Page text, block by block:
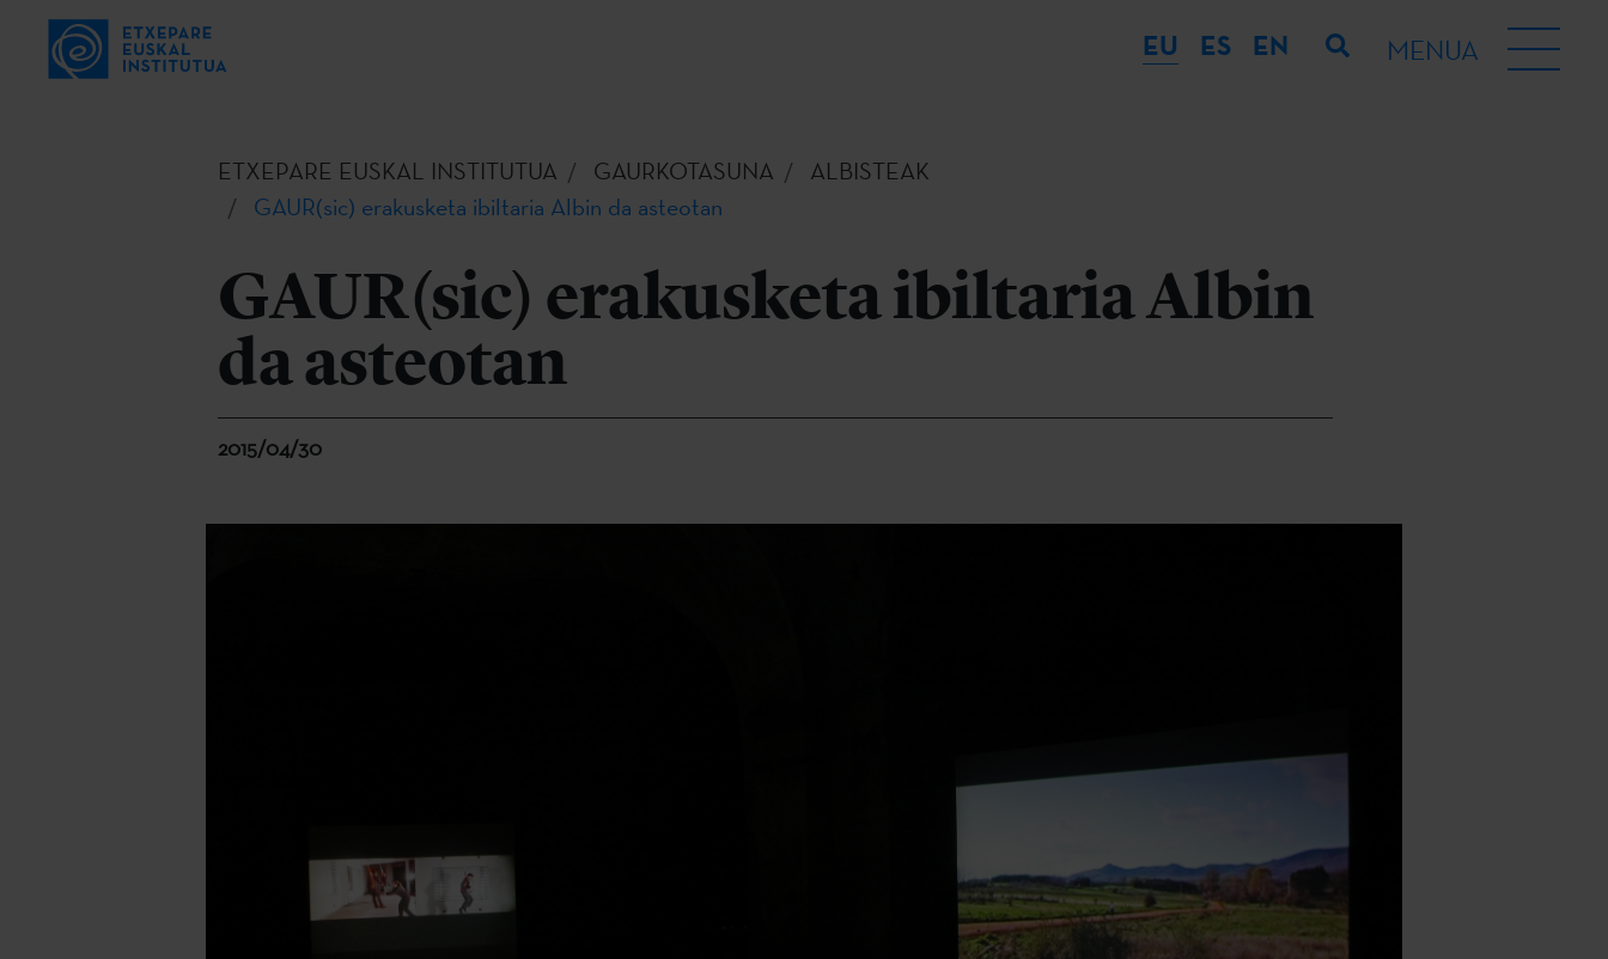
EU ES EN MENUA
ETXEPARE EUSKAL INSTITUTUA GAURKOTASUNA
ALBISTEAK
GAUR(sic) erakusketa ibiltaria Albin da asteotan
GAUR(sic) erakusketa ibiltaria Albin
da asteotan
2015/04/30